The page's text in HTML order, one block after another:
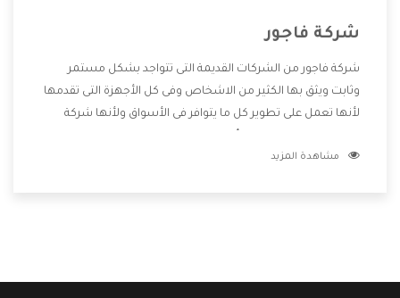
شركة فاجور
شركة فاجور من الشركات القديمة التى تتواجد بشكل مستمر
وثابت ويثق بها الكثير من الاشخاص وفى كل الأجهزة التى تقدمها
لأنها تعمل على تطوير كل ما يتوافر فى الأسواق ولأنها شركة
وتقدم للعملاء أقوى العروض والخصومات التى تسهل على
مشاهدة المزيد